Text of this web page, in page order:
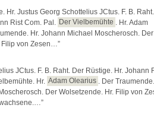
Hr. Justus Georg Schottelius JCtus. F. B.
Rist Com. Pal.
Der Vielbemühte
. Hr. Adam
Hr. Johann Michael Moscherosch. Der
Filip von Zesen…”
JCtus. F. B. Raht. Der Rüstige. Hr. Johann
Hr. Adam Olearius
. Der
Der Wolsetzende. Hr. Filip von